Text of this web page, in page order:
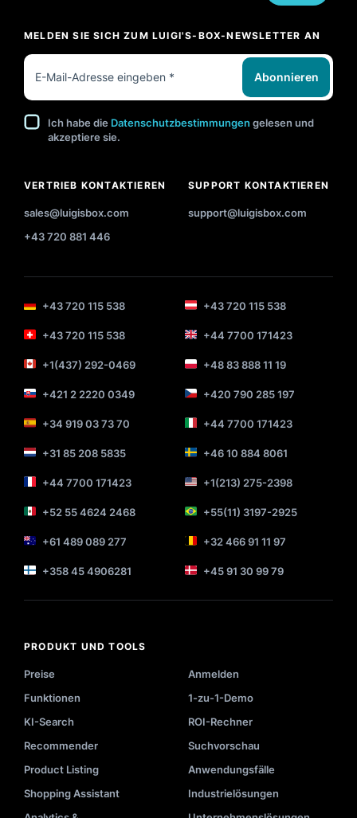
MELDEN SIE SICH ZUM LUIGI'S-BOX-NEWSLETTER AN
Abonnieren
Ich habe die Datenschutzbestimmungen gelesen und
akzeptiere sie.
VERTRIEB KONTAKTIEREN
sales@luigisbox.com
+43 720 881 446
SUPPORT KONTAKTIEREN
support@luigisbox.com
+43 720 115 538 +43 720 115 538
+43 720 115 538 +44 7700 171423
+1(437) 292-0469 +48 83 888 11 19
+421 2 2220 0349 +420 790 285 197
+34 919 03 73 70 +44 7700 171423
+31 85 208 5835 +46 10 884 8061
+44 7700 171423 +1(213) 275-2398
+52 55 4624 2468 +55(11) 3197-2925
+61 489 089 277 +32 466 91 11 97
+358 45 4906281 +45 91 30 99 79
PRODUKT UND TOOLS
Preise
Anmelden
Funktionen
1-zu-1-Demo
KI-Search
ROI-Rechner
Recommender
Suchvorschau
Product Listing
Anwendungsfälle
Shopping Assistant
Industrielösungen